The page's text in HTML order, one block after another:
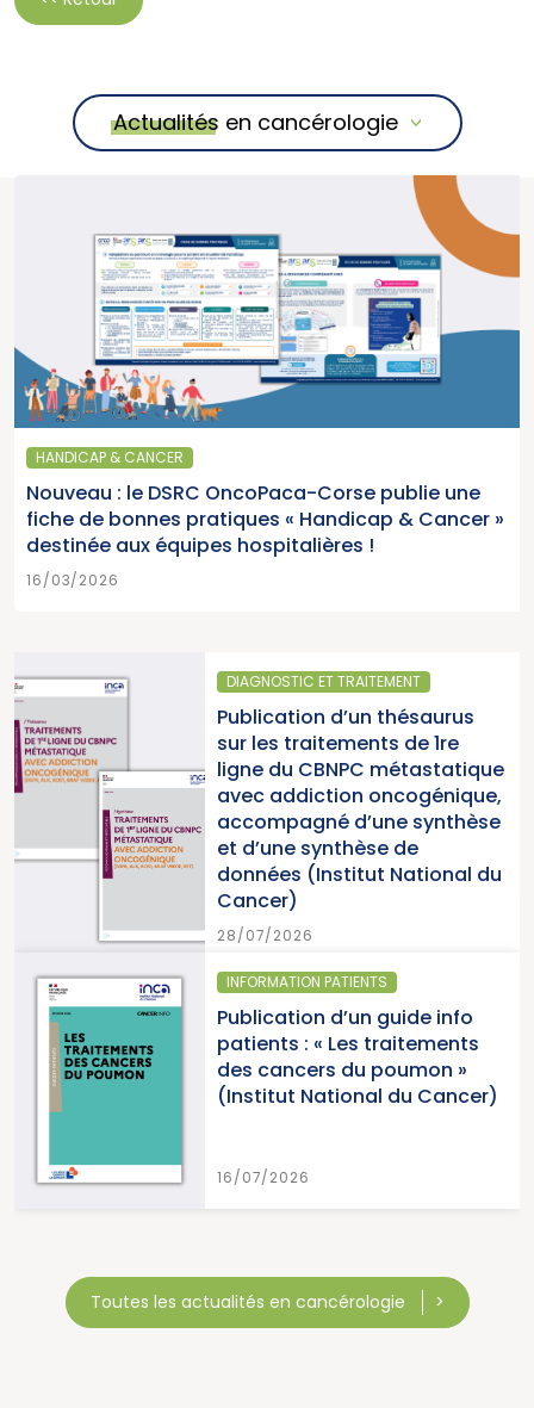
Actualités en cancérologie
HANDICAP & CANCER
Nouveau : le DSRC OncoPaca-Corse publie une
fiche de bonnes pratiques « Handicap & Cancer »
destinée aux équipes hospitalières !
16/03/2026
DIAGNOSTIC ET TRAITEMENT
Publication d’un thésaurus
sur les traitements de 1re
ligne du CBNPC métastatique
avec addiction oncogénique,
accompagné d’une synthèse
et d’une synthèse de
données (Institut National du
Cancer)
28/07/2026
INFORMATION PATIENTS
Publication d’un guide info
patients : « Les traitements
des cancers du poumon »
(Institut National du Cancer)
16/07/2026
Toutes les actualités en cancérologie